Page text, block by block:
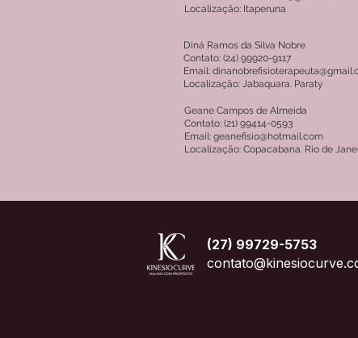
Localização: Itaperuna
Diná Ramos da Silva Nobre
Contato: (24) 99920-9117
Email:
Localização: Jabaquara. Paraty
Geane Campos de Almeida
Contato: (21) 99414-0593
Email: geanefisio@hotmail.com
Localização: Copacabana. Rio de
(27) 99729-5753